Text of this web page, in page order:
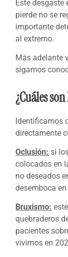
Este desgaste
pierde no se
importante
al extremo.
Más adelante
sigamos
¿Cuáles
Identificamos
directamente
Oclusión: si
colocados en
no deseados
desemboca
Bruxismo:
quebraderos
pacientes
vivimos en